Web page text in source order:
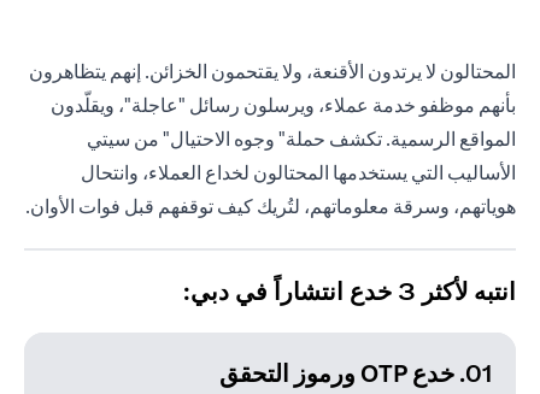
المحتالون لا يرتدون الأقنعة، ولا يقتحمون الخزائن. إنهم يتظاهرون
بأنهم موظفو خدمة عملاء، ويرسلون رسائل "عاجلة"، ويقلّدون
المواقع الرسمية. تكشف حملة" وجوه الاحتيال" من سيتي
الأساليب التي يستخدمها المحتالون لخداع العملاء، وانتحال
هوياتهم، وسرقة معلوماتهم، لتُريك كيف توقفهم قبل فوات الأوان.
انتبه لأكثر 3 خدع انتشاراً في دبي:
01. خدع OTP ورموز التحقق